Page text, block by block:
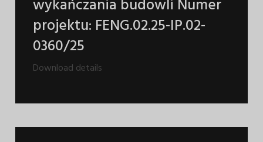
wykańczania budowli Numer
projektu: FENG.02.25-IP.02-
0360/25
Download details